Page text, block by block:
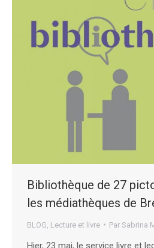
Bibliothèque de 27
les médiathèques de
BLOG Lecture et livre Par Sabrina
Hier, 23 mai, le service livre et